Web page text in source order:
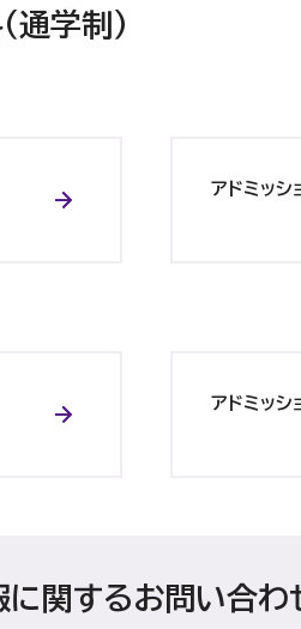
通学制）
アドミッシ
アドミッシ
関するお問い合わ